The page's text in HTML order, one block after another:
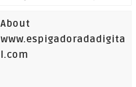
About
www.espigadoradadigita
l.com